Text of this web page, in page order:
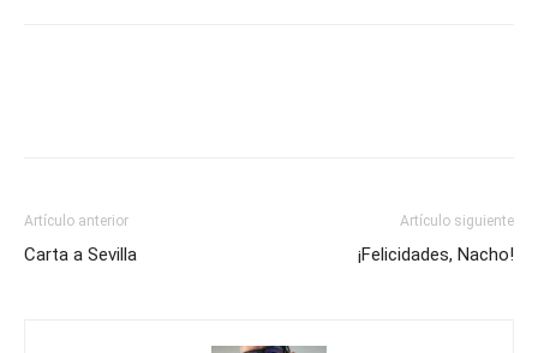
Artículo anterior
Carta a Sevilla
Artículo siguiente
¡Felicidades, Nacho!